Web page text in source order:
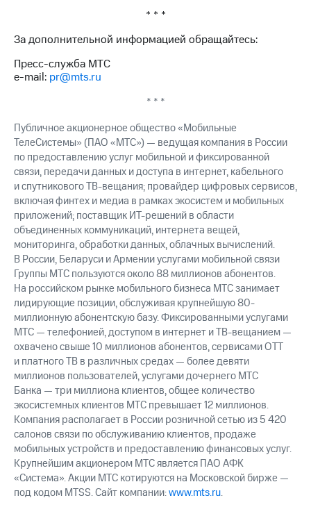
* * *
За дополнительной информацией обращайтесь:
Пресс-служба МТС
e-mail: pr@mts.ru
* * *
Публичное акционерное общество «Мобильные
ТелеСистемы» (ПАО «МТС») — ведущая компания в России
по предоставлению услуг мобильной и фиксированной
связи, передачи данных и доступа в интернет, кабельного
и спутникового ТВ-вещания; провайдер цифровых сервисов,
включая финтех и медиа в рамках экосистем и мобильных
приложений; поставщик ИТ-решений в области
объединенных коммуникаций, интернета вещей,
мониторинга, обработки данных, облачных вычислений.
В России, Беларуси и Армении услугами мобильной связи
Группы МТС пользуются около 88 миллионов абонентов.
На российском рынке мобильного бизнеса МТС занимает
лидирующие позиции, обслуживая крупнейшую 80-
миллионную абонентскую базу. Фиксированными услугами
МТС — телефонией, доступом в интернет и ТВ-вещанием —
охвачено свыше 10 миллионов абонентов, сервисами OTT
и платного ТВ в различных средах — более девяти
миллионов пользователей, услугами дочернего МТС
Банка — три миллиона клиентов, общее количество
экосистемных клиентов МТС превышает 12 миллионов.
Компания располагает в России розничной сетью из 5 420
салонов связи по обслуживанию клиентов, продаже
мобильных устройств и предоставлению финансовых услуг.
Крупнейшим акционером МТС является ПАО АФК
«Система». Акции МТС котируются на Московской бирже —
под кодом MTSS. Сайт компании:www.mts.ru.